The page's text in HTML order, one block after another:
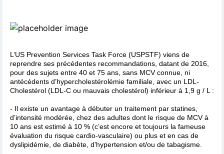
L’US Prevention Services Task Force (USPSTF) viens de
reprendre ses précédentes recommandations, datant de 2016,
pour des sujets entre 40 et 75 ans, sans MCV connue, ni
antécédents d’hypercholestérolémie familiale, avec un LDL-
Cholestérol (LDL-C ou mauvais cholestérol) inférieur à 1,9 g / L :
- Il existe un avantage à débuter un traitement par statines,
d’intensité modérée, chez des adultes dont le risque de MCV à
10 ans est estimé à 10 % (c’est encore et toujours la fameuse
évaluation du risque cardio-vasculaire) ou plus et en cas de
dyslipidémie, de diabète, d’hypertension et/ou de tabagisme.